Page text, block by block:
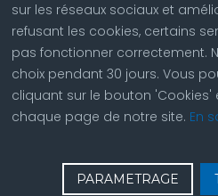
sur les réseaux sociaux et
refusant les cookies, certains
pas fonctionner correctement.
choix pendant 30 jours. Vous
cliquant sur le bouton
chaque page de notre site. En
PARAMETRAGE
Contactez nous | © Copyright